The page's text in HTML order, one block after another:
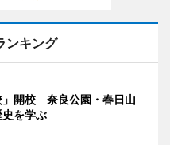
ンキング
」開校 奈良公園・春日山
を学ぶ